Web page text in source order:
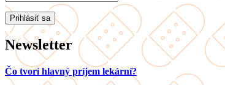
Newsletter
Čo tvorí hlavný príjem lekární?